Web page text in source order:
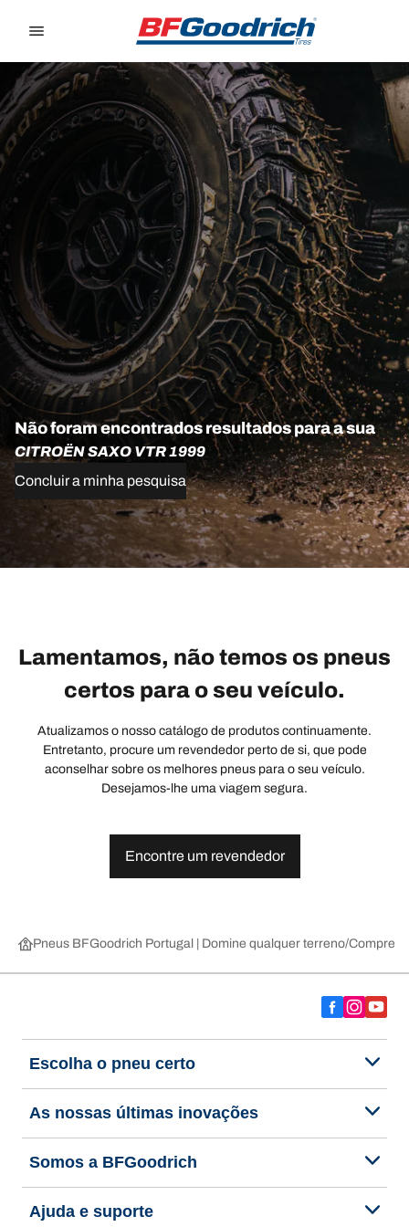
Não foram encontrados resultados para a sua
CITROËN SAXO VTR 1999
Concluir a minha pesquisa
Lamentamos, não temos os pneus
certos para o seu veículo.
Atualizamos o nosso catálogo de produtos continuamente.
Entretanto, procure um revendedor perto de si, que pode
aconselhar sobre os melhores pneus para o seu veículo.
Desejamos-lhe uma viagem segura.
Encontre um revendedor
Pneus BFGoodrich Portugal | Domine qualquer terreno Compre
Escolha o pneu certo
As nossas últimas inovações
Somos a BFGoodrich
Ajuda e suporte